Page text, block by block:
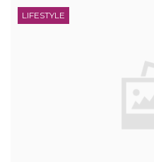
LIFESTYLE